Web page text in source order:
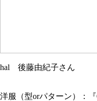
hal 後藤由紀子さん
洋服（型orパターン）：